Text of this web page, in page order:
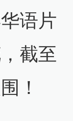
语片
截至
！